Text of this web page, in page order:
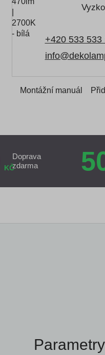
+420 533 533
Montážní manuál
KČ
Doprava
zdarma